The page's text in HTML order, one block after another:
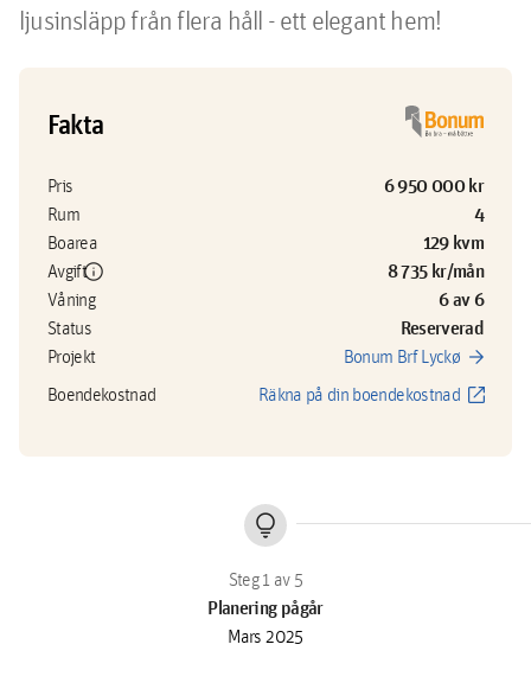
ljusinsläpp från flera håll - ett elegant hem!
Fakta
Pris 6 950 000 kr
Rum 4
Boarea 129 kvm
Avgiftinfo 8 735 kr/mån
Våning 6 av 6
Status Reserverad
Projekt Bonum Brf Lyckø arrow_forward
Boendekostnad Räkna på din boendekostnad open_in_new
lightbulb
Planering pågår
Mars 2025